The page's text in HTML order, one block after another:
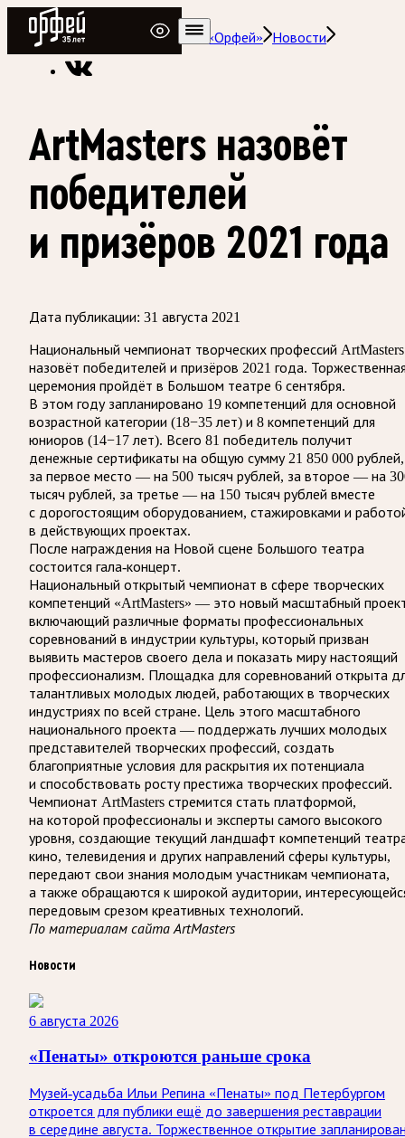
Радио Орфей
Радио классической музыки «Орфей»
Новости
ArtMasters назовёт
победителей
и призёров 2021 года
Дата публикации: 31 августа 2021
Национальный чемпионат творческих профессий ArtMasters
назовёт победителей и призёров 2021 года.
церемония пройдёт в Большом театре 6 сентября.
В этом году запланировано 19 компетенций для основной
возрастной категории (18−35 лет) и 8 компетенций для
юниоров (14−17 лет). Всего 81 победитель получит
денежные сертификаты на общую сумму 21 850 000 рублей,
за первое место — на 500 тысяч рублей, за второе — на
тысяч рублей, за третье — на 150 тысяч рублей вместе
с дорогостоящим оборудованием, стажировками и
в действующих проектах.
После награждения на Новой сцене Большого театра
состоится гала-концерт.
Национальный открытый чемпионат в сфере творческих
компетенций «ArtMasters» — это новый масштабный
включающий различные форматы профессиональных
соревнований в индустрии культуры, который призван
выявить мастеров своего дела и показать миру настоящий
профессионализм. Площадка для соревнований открыта
талантливых молодых людей, работающих в творческих
индустриях по всей стране. Цель этого масштабного
национального проекта — поддержать лучших молодых
представителей творческих профессий, создать
благоприятные условия для раскрытия их потенциала
и способствовать росту престижа творческих профессий.
Чемпионат ArtMasters стремится стать платформой,
на которой профессионалы и эксперты самого высокого
уровня, создающие текущий ландшафт компетенций
кино, телевидения и других направлений сферы культуры,
передают свои знания молодым участникам чемпионата,
а также обращаются к широкой аудитории,
передовым срезом креативных технологий.
По материалам сайта ArtMasters
Новости
6 августа 2026
«Пенаты» откроются раньше срока
Музей-усадьба Ильи Репина «Пенаты» под Петербургом
откроется для публики ещё до завершения реставрации
в середине августа. Торжественное открытие